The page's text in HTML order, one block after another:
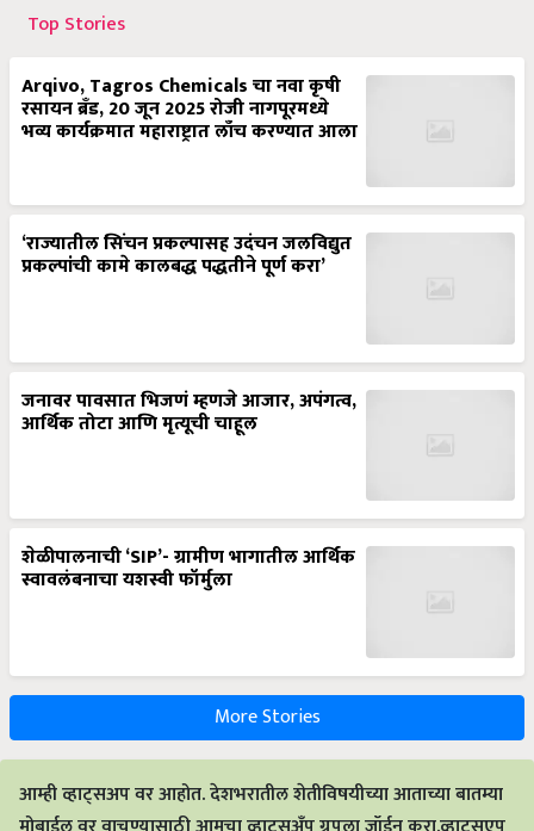
Top Stories
Arqivo, Tagros Chemicals चा नवा कृषी
रसायन ब्रँड, 20 जून 2025 रोजी नागपूरमध्ये
भव्य कार्यक्रमात महाराष्ट्रात लाँच करण्यात आला
‘राज्यातील सिंचन प्रकल्पासह उदंचन जलविद्युत
प्रकल्पांची कामे कालबद्ध पद्धतीने पूर्ण करा’
जनावर पावसात भिजणं म्हणजे आजार, अपंगत्व,
आर्थिक तोटा आणि मृत्यूची चाहूल
शेळीपालनाची ‘SIP’- ग्रामीण भागातील आर्थिक
स्वावलंबनाचा यशस्वी फॉर्मुला
More Stories
आम्ही व्हाट्सअप वर आहोत. देशभरातील शेतीविषयीच्या आताच्या बातम्या